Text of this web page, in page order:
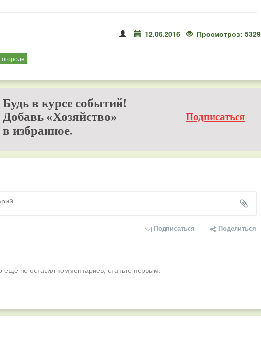
12.06.2016 Просмотров: 5329
Будь в курсе событий!
Добавь «Хозяйство»
в избранное.
Подписаться
Подписаться Поделиться
ещё не оставил комментариев, станьте первым.